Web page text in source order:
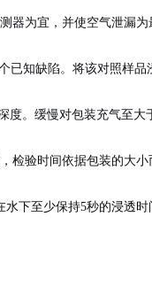
器为宜，并使空气泄漏
已知缺陷。将该对照样品
度。缓慢对包装充气至大
检验时间依据包装的大
水下至少保持5秒的浸透